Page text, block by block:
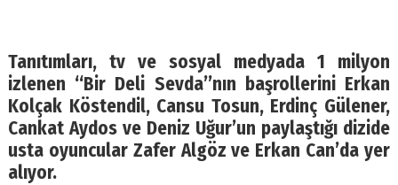
Tanıtımları, tv ve sosyal medyada 1 milyon
izlenen ‘‘Bir Deli Sevda’’nın başrollerini Erkan
Kolçak Köstendil, Cansu Tosun, Erdinç Gülener,
Cankat Aydos ve Deniz Uğur’un paylaştığı dizide
usta oyuncular Zafer Algöz ve Erkan Can’da yer
alıyor.